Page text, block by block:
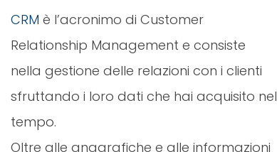
CRM è l’acronimo di Customer
Relationship Management e consiste
nella gestione delle relazioni con i clienti
sfruttando i loro dati che hai acquisito nel
tempo.
Oltre alle anagrafiche e alle informazioni